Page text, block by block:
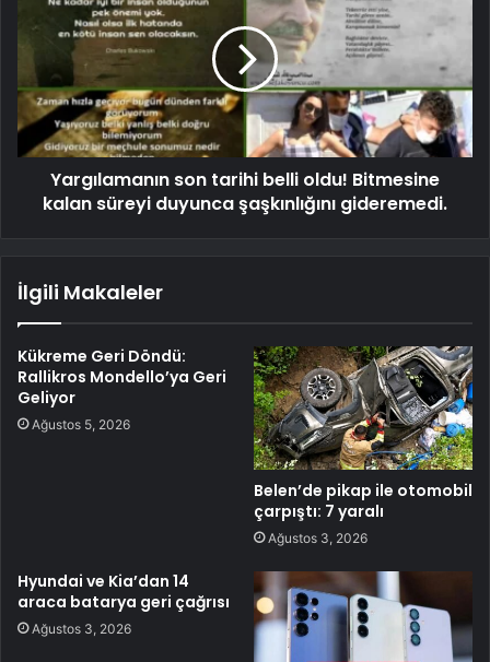
Yargılamanın son tarihi belli oldu! Bitmesine
kalan süreyi duyunca şaşkınlığını gideremedi.
İlgili Makaleler
Kükreme Geri Döndü:
Rallikros Mondello’ya Geri
Geliyor
Ağustos 5, 2026
Belen’de pikap ile otomobil
çarpıştı: 7 yaralı
Ağustos 3, 2026
Hyundai ve Kia’dan 14
araca batarya geri çağrısı
Ağustos 3, 2026